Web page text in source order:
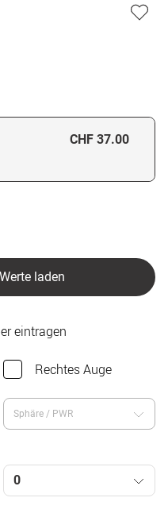
CHF 37.00
laden
eintragen
Rechtes Auge
Sphäre / PWR
0